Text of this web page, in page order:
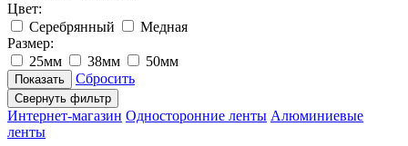
Цвет:
Серебрянный
Медная
Размер:
25мм
38мм
50мм
Сбросить
Свернуть фильтр
Интернет-магазин Односторонние ленты Алюминиевые
ленты